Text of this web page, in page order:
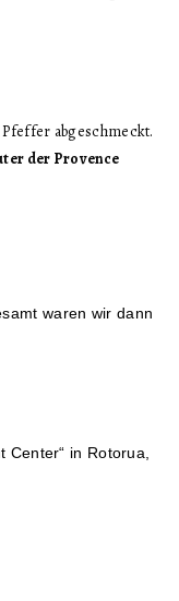
abgeschmeckt.
der Provence
waren wir dann
Center“ in Rotorua,